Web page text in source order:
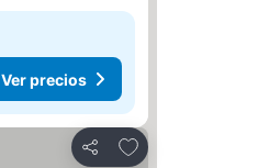
Ver precios
Compartir
Agregar a favoritos